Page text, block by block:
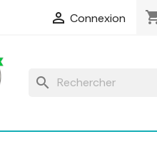
 Connexion
search